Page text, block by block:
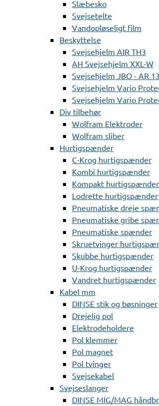
Slæbesko
Svejsetelte
Vandopløseligt film
Beskyttelse
Svejsehjelm AIR TH3
AH Svejsehjelm XXL-W
Svejsehjelm JBO - AR
Svejsehjelm Vario
Svejsehjelm Vario
Div tilbehør
Wolfram Elektroder
Wolfram sliber
Hurtigspænder
C-Krog hurtigspænder
Kombi hurtigspænder
Kompakt hurtigspænder
Lodrette hurtigspænder
Pneumatiske dreje
Pneumatiske gribe
Pneumatiske spænder
Skruetvinger
Skubbe hurtigspænder
U-Krog hurtigspænder
Vandret hurtigspænder
Kabel mm
DINSE stik og bøsninger
Drejelig pol
Elektrodeholdere
Pol klemmer
Pol magnet
Pol tvinger
Svejsekabel
Svejseslanger
DINSE MIG/MAG